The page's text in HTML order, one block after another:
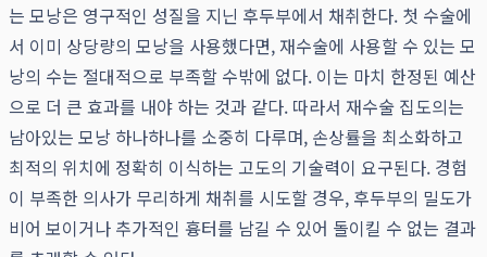
는 모낭은 영구적인 성질을 지닌 후두부에서 채취한다. 첫 수술에
서 이미 상당량의 모낭을 사용했다면, 재수술에 사용할 수 있는 모
낭의 수는 절대적으로 부족할 수밖에 없다. 이는 마치 한정된 예산
으로 더 큰 효과를 내야 하는 것과 같다. 따라서 재수술 집도의는
남아있는 모낭 하나하나를 소중히 다루며, 손상률을 최소화하고
최적의 위치에 정확히 이식하는 고도의 기술력이 요구된다. 경험
이 부족한 의사가 무리하게 채취를 시도할 경우, 후두부의 밀도가
비어 보이거나 추가적인 흉터를 남길 수 있어 돌이킬 수 없는 결과